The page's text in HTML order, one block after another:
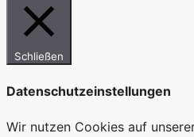
Schließen
Datenschutzeinstellungen
Wir nutzen Cookies auf